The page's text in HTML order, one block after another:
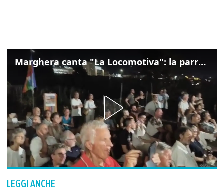
Marghera canta "La Locomotiva": la parrocchia della Cita ricorda Guccini
LEGGI ANCHE